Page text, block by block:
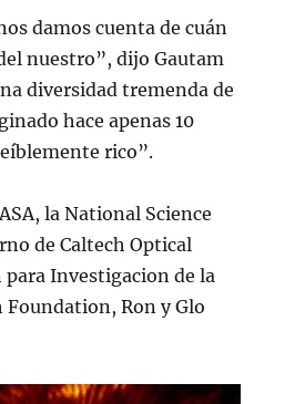
damos cuenta de cuán
nuestro”, dijo Gautam
diversidad tremenda de
hace apenas 10
rico”.
la National Science
de Caltech Optical
Investigacion de la
Foundation, Ron y Glo